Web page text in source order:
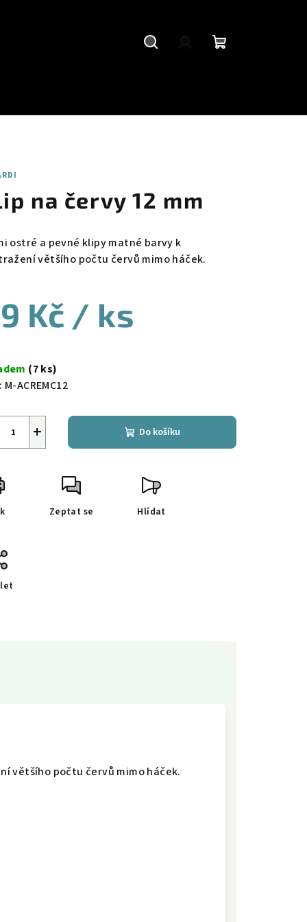
na červy 12 mm
ostré a pevné klipy matné barvy k
většího počtu červů mimo háček.
Kč / ks
(7 ks)
M-ACREMC12
+ Do košíku
Zeptat se Hlídat
většího počtu červů mimo háček.